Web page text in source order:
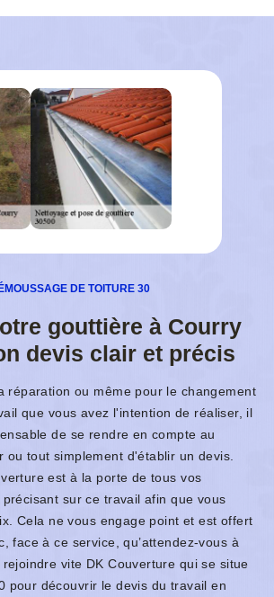
DE TOITURE 30
gouttière à Courry
devis clair et précis
réparation ou même pour le changement
que vous avez l'intention de réaliser, il
de se rendre en compte au
ou tout simplement d'établir un devis.
est à la porte de tous vos
sur ce travail afin que vous
Cela ne vous engage point et est offert
face à ce service, qu’attendez-vous à
vite DK Couverture qui se situe
pour découvrir le devis du travail en